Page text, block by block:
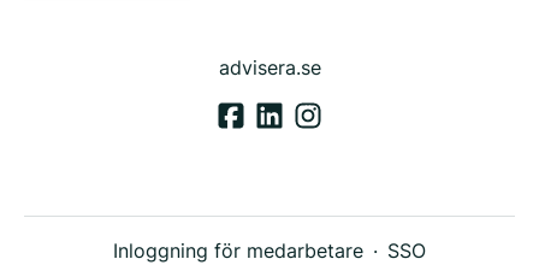
advisera.se
Inloggning för medarbetare · SSO